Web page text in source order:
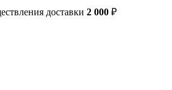
доставки 2 000 ₽